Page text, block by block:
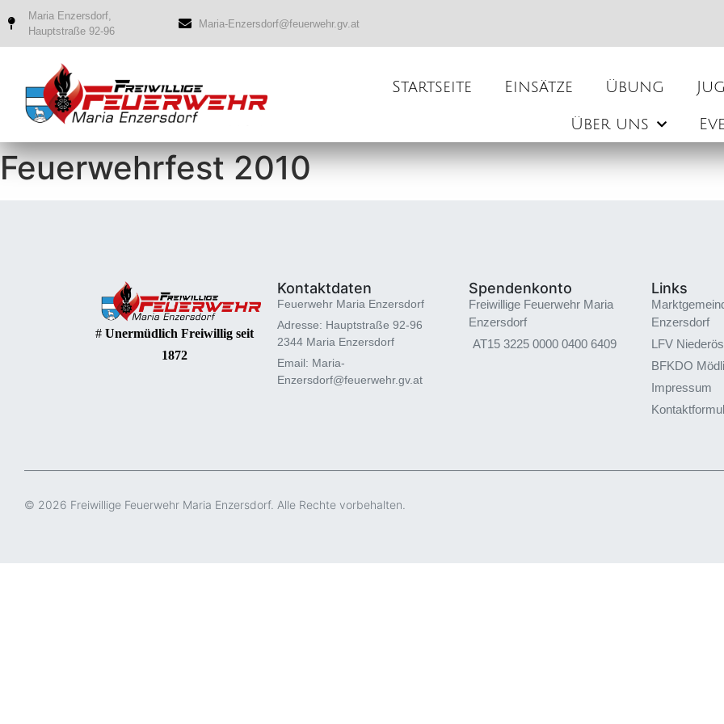
Maria Enzersdorf,
Hauptstraße 92-96
Maria-Enzersdorf@feuerwehr.gv.at
Startseite Einsätze Übung
Über uns
Feuerwehrfest 2010
# Unermüdlich Freiwillig seit
1872
Kontaktdaten
Feuerwehr Maria Enzersdorf
Adresse: Hauptstraße 92-96
2344 Maria Enzersdorf
Email: Maria-
Enzersdorf@feuerwehr.gv.at
Spendenkonto
Freiwillige Feuerwehr Maria
Enzersdorf
AT15 3225 0000 0400 6409
Links
Enzersdorf
LFV
BFKDO
Impressum
© 2026 Freiwillige Feuerwehr Maria Enzersdorf. Alle Rechte vorbehalten.